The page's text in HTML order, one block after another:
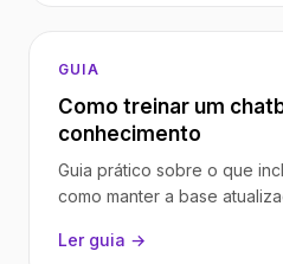
GUIA
Como treinar um
conhecimento
Guia prático sobre o que
como manter a base
Ler guia →